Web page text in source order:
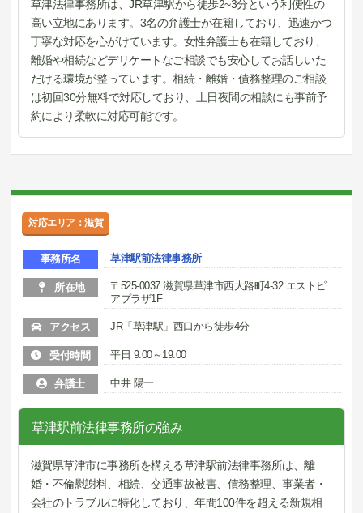
草津法律事務所は、JR草津駅から徒歩2~3分という利便性の
高い立地にあります。3名の弁護士が在籍しており、迅速かつ
丁寧な対応を心がけています。女性弁護士も在籍しており、
離婚や相続などデリケートなご相談でも安心してお話しいた
だける環境が整っています。相続・離婚・債務整理のご相談
は初回30分無料で対応しており、土日夜間の相談にも事前予
約により柔軟に対応可能です。
対応エリア：滋賀
事務所名 草津駅前法律事務所
所在地
〒525-0037 滋賀県草津市西大路町4-32 エストピ
アプラザ1F
アクセス JR「草津駅」西口から徒歩4分
受付時間 平日 9:00～19:00
弁護士 中井 陽一
草津駅前法律事務所の強み
滋賀県草津市に事務所を構える草津駅前法律事務所は、離
婚・不倫慰謝料、相続、交通事故被害、債務整理、事業者・
会社のトラブルに特化しており、年間100件を超える新規相